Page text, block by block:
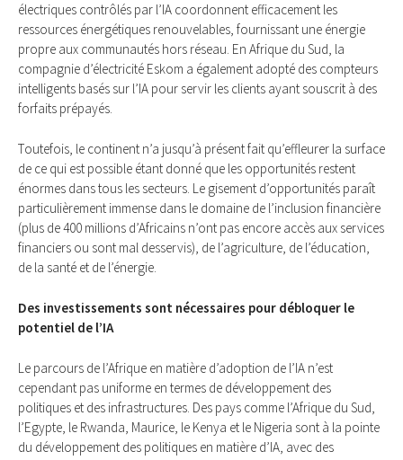
électriques contrôlés par l’IA coordonnent efficacement les
ressources énergétiques renouvelables, fournissant une énergie
propre aux communautés hors réseau. En Afrique du Sud, la
compagnie d’électricité Eskom a également adopté des compteurs
intelligents basés sur l’IA pour servir les clients ayant souscrit à des
forfaits prépayés.
Toutefois, le continent n’a jusqu’à présent fait qu’effleurer la surface
de ce qui est possible étant donné que les opportunités restent
énormes dans tous les secteurs. Le gisement d’opportunités paraît
particulièrement immense dans le domaine de l’inclusion financière
(plus de 400 millions d’Africains n’ont pas encore accès aux services
financiers ou sont mal desservis), de l’agriculture, de l’éducation,
de la santé et de l’énergie.
Des investissements sont nécessaires pour débloquer le
potentiel de l’IA
Le parcours de l’Afrique en matière d’adoption de l’IA n’est
cependant pas uniforme en termes de développement des
politiques et des infrastructures. Des pays comme l’Afrique du Sud,
l’Egypte, le Rwanda, Maurice, le Kenya et le Nigeria sont à la pointe
du développement des politiques en matière d’IA, avec des